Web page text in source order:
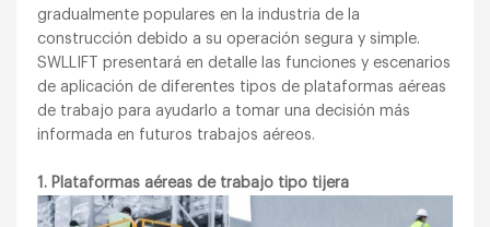
gradualmente populares en la industria de la
construcción debido a su operación segura y simple.
SWLLIFT presentará en detalle las funciones y escenarios
de aplicación de diferentes tipos de plataformas aéreas
de trabajo para ayudarlo a tomar una decisión más
informada en futuros trabajos aéreos.
1. Plataformas aéreas de trabajo tipo tijera